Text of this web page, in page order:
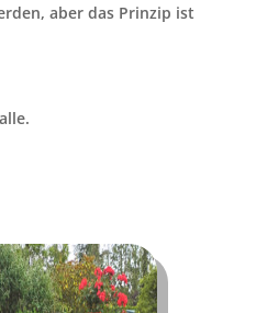
aber das Prinzip ist